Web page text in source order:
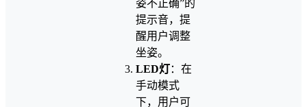
姿不正确”的
提示音，提
醒用户调整
坐姿。
LED灯：在
手动模式
下，用户可